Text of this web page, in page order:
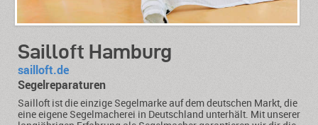
Sailloft Hamburg
sailloft.de
Segelreparaturen
Sailloft ist die einzige Segelmarke auf dem deutschen Markt, die
eine eigene Segelmacherei in Deutschland unterhält. Mit unserer